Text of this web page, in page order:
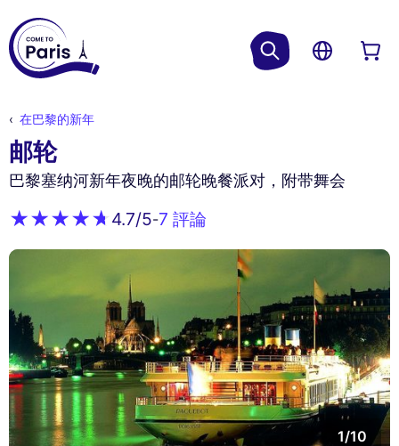
在巴黎的新年
邮轮
巴黎塞纳河新年夜晚的邮轮晚餐派对，附带舞会
4.7/5-7 評論
1/10